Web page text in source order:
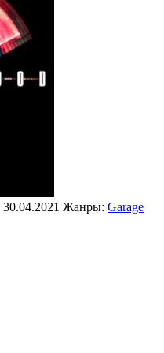
30.04.2021 Жанры: Garage